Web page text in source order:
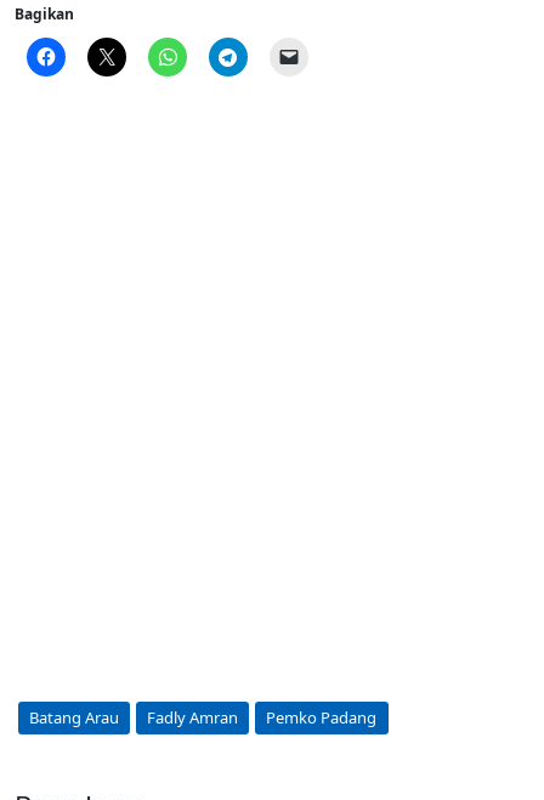
Bagikan
Batang Arau Fadly Amran Pemko Padang